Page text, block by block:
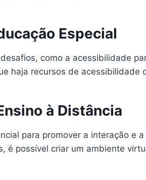
Especial
como a acessibilidade
haja recursos de acessibilidade
à Distância
para promover a interação e
é possível criar um ambiente